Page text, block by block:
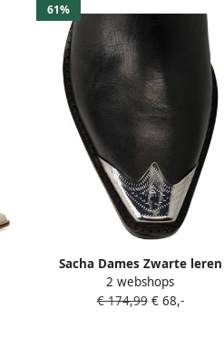
61%
Sacha Dames Zwarte leren
cowboylaarzen
2 webshops
€ 174,99€ 68,-